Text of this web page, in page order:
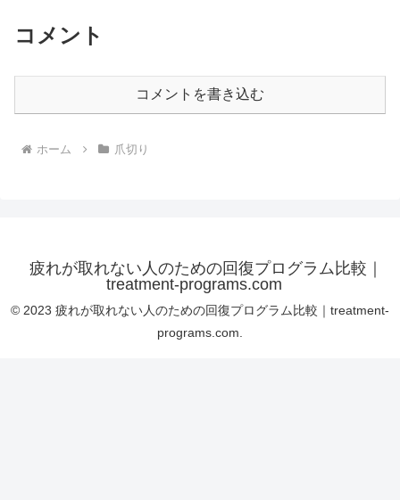
コメント
コメントを書き込む
ホーム 爪切り
疲れが取れない人のための回復プログラム比較｜
treatment-programs.com
© 2023 疲れが取れない人のための回復プログラム比較｜treatment-
programs.com.